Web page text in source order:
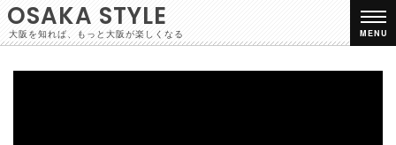
OSAKA STYLE
大阪を知れば、もっと大阪が楽しくなる MENU